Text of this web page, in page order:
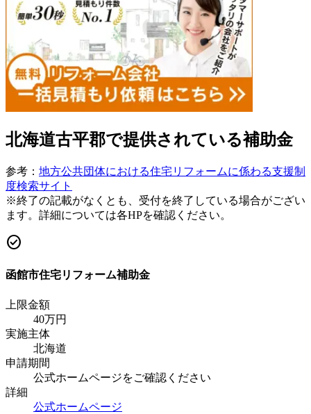
北海道古平郡で提供されている補助金
参考： 地方公共団体における住宅リフォームに係わる支援制
度検索サイト
※終了の記載がなくとも、受付を終了している場合がござい
ます。詳細については各HPを確認ください。
check_circle
函館市住宅リフォーム補助金
上限金額
40万円
実施主体
北海道
申請期間
公式ホームページをご確認ください
詳細
公式ホームページ